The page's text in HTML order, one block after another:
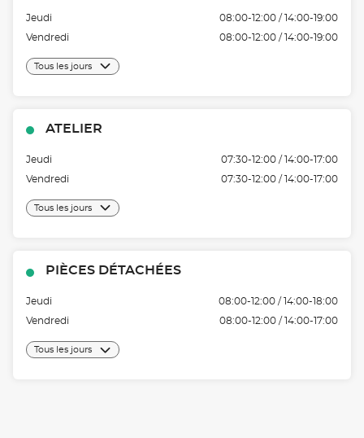
Jeudi
08:00-12:00 / 14:00-19:00
Vendredi
08:00-12:00 / 14:00-19:00
Tous les jours
ATELIER
Jeudi
07:30-12:00 / 14:00-17:00
Vendredi
07:30-12:00 / 14:00-17:00
Tous les jours
PIÈCES DÉTACHÉES
Jeudi
08:00-12:00 / 14:00-18:00
Vendredi
08:00-12:00 / 14:00-17:00
Tous les jours